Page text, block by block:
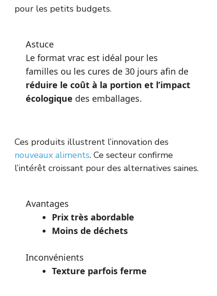
pour les petits budgets.
Astuce
Le format vrac est idéal pour les
familles ou les cures de 30 jours afin de
réduire le coût à la portion et l’impact
écologique des emballages.
Ces produits illustrent l’innovation des
nouveaux aliments. Ce secteur confirme
l’intérêt croissant pour des alternatives saines.
Avantages
Prix très abordable
Moins de déchets
Inconvénients
Texture parfois ferme